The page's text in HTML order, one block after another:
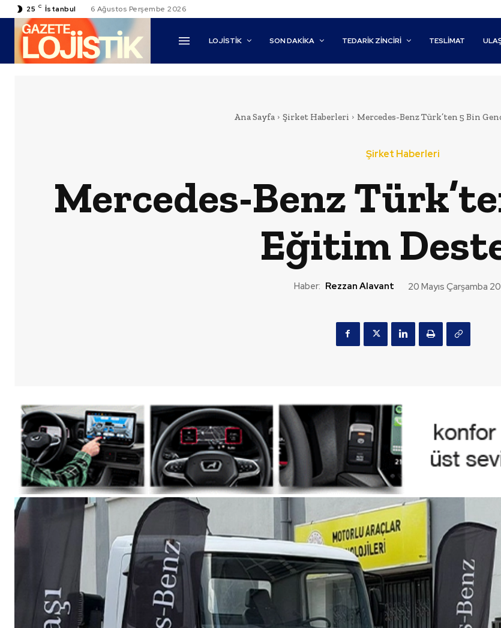
25 C İstanbul 6 Ağustos Perşembe 2026
LOJİSTİK SON DAKİKA TEDARIK ZINCIRI TESLIMAT
Ana Sayfa Şirket Haberleri Mercedes-Benz Türk’ten 5 Bin
Şirket Haberleri
Mercedes-Benz
Eğitim
Haber: Rezzan Alavant 20 Mayıs Çarşamba